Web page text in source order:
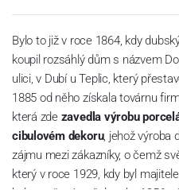
Bylo to již v roce 1864, kdy
koupil rozsáhlý dům s názvem
ulici, v Dubí u Teplic, který
1885 od něho získala továrnu
která zde zavedla výrobu
cibulovém dekoru, jehož výroba
zájmu mezi zákazníky, o čemž
který v roce 1929, kdy byl